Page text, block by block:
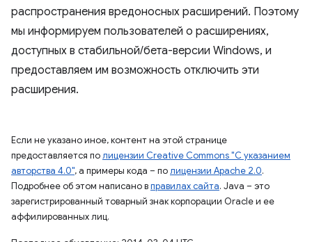
распространения вредоносных расширений. Поэтому
мы информируем пользователей о расширениях,
доступных в стабильной/бета-версии Windows, и
предоставляем им возможность отключить эти
расширения.
Если не указано иное, контент на этой странице
предоставляется полицензии Creative Commons "С указанием
авторства 4.0", а примеры кода – полицензии Apache 2.0.
Подробнее об этом написано вправилах сайта. Java – это
зарегистрированный товарный знак корпорации Oracle и ее
аффилированных лиц.